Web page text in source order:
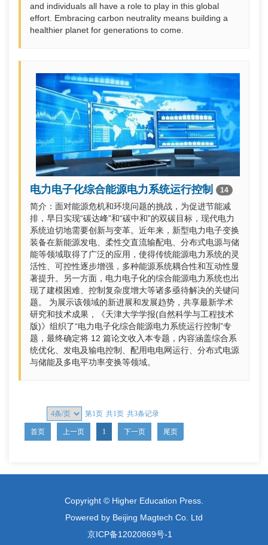
and individuals all have a role to play in this global
effort. Embracing carbon neutrality means building a
healthier planet for generations to come.
电力电子化综合能源电力系统运行控制 14
简介：面对能源危机和环境问题的挑战，为促进节能减
排，早日实现“碳达峰”和“碳中和”的双碳目标，现代电力
系统迫切地需要创新与变革。近年来，新型电力电子变换
装备在新能源发电、柔性交直流输配电、分布式电源与储
能等领域取得了广泛的应用，使得传统能源电力系统的灵
活性、可控性逐步增强，多种能源系统耦合性和互动性显
著提升。另一方面，电力电子化的综合能源电力系统也出
现了建模困难、控制复杂度增大等诸多亟待解决的关键问
题。 为展示该领域的新进展和发展趋势，共享最新学术
研究和技术成果，《天津大学学报(自然科学与工程技术
版)》组织了“电力电子化综合能源电力系统运行控制”专
题，最终确定将 12 篇论文收入本专题，内容涵盖综合系
统优化、发电及输电控制、配用电电网运行、分布式电源
与储能及多电平功率变换等领域。
第1页 共1页 共3条记录
首页 上一页 1 下一页 尾页
Copyright © Higher Education Press.
Powered by Beijing Magtech Co. Ltd
京ICP备12020869号-1